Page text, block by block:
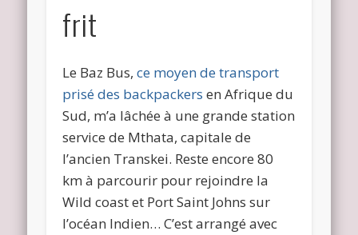
frit
Le Baz Bus,ce moyen de transport
prisé des backpackers en Afrique du
Sud, m’a lâchée à une grande station
service de Mthata, capitale de
l’ancien Transkei. Reste encore 80
km à parcourir pour rejoindre la
Wild coast et Port Saint Johns sur
l’océan Indien… C’est arrangé avec